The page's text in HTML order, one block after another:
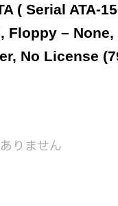
( Serial ATA-
Floppy –
No License